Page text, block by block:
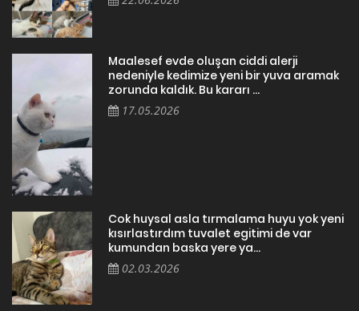
Maalesef evde oluşan ciddi alerji
nedeniyle kedimize yeni bir yuva aramak
zorunda kaldık. Bu kararı ...
17.05.2026
Cok huysal asla tırmalama huyu yok yeni
kısırlastırdım tuvalet egitimi de var
kumundan baska yere ya...
02.03.2026